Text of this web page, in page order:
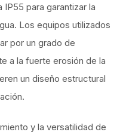
para garantizar la
Los equipos utilizados
por un grado de
a la fuerte erosión de la
un diseño estructural
y la versatilidad de